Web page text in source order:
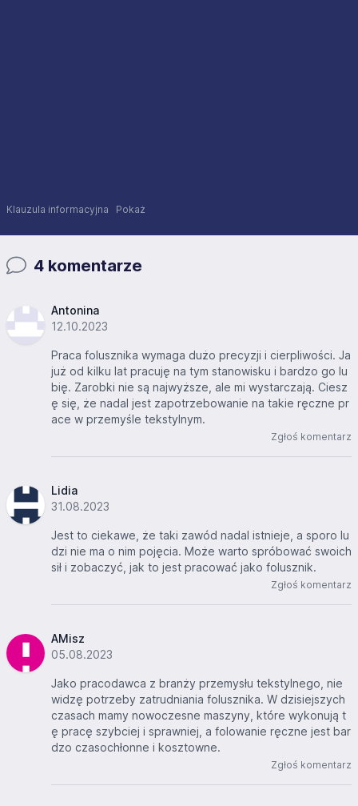
Klauzula informacyjna Pokaż
4 komentarze
Antonina
12.10.2023
Praca folusznika wymaga dużo precyzji i cierpliwości. Ja
już od kilku lat pracuję na tym stanowisku i bardzo go lu
bię. Zarobki nie są najwyższe, ale mi wystarczają. Ciesz
ę się, że nadal jest zapotrzebowanie na takie ręczne pr
ace w przemyśle tekstylnym.
Zgłoś komentarz
Lidia
31.08.2023
Jest to ciekawe, że taki zawód nadal istnieje, a sporo lu
dzi nie ma o nim pojęcia. Może warto spróbować swoich
sił i zobaczyć, jak to jest pracować jako folusznik.
Zgłoś komentarz
AMisz
05.08.2023
Jako pracodawca z branży przemysłu tekstylnego, nie
widzę potrzeby zatrudniania folusznika. W dzisiejszych
czasach mamy nowoczesne maszyny, które wykonują t
ę pracę szybciej i sprawniej, a folowanie ręczne jest bar
dzo czasochłonne i kosztowne.
Zgłoś komentarz